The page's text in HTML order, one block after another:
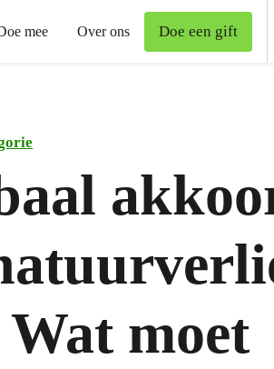
mee Over ons Doe een gift
moet